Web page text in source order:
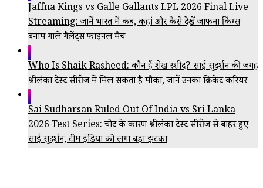
Jaffna Kings vs Galle Gallants LPL 2026 Final Live
Streaming: जानें भारत में कब, कहां और कैसे देखें जाफना किंग्स
बनाम गाले गैलेंट्स फाइनल मैच
Who Is Shaik Rasheed: कौन हैं शेख रशीद? साई सुदर्शन की जगह
श्रीलंका टेस्ट सीरीज में मिल सकता है मौका, जानें उनका क्रिकेट करियर
Sai Sudharsan Ruled Out Of India vs Sri Lanka
2026 Test Series: चोट के कारण श्रीलंका टेस्ट सीरीज से बाहर हुए
साई सुदर्शन, टीम इंडिया को लगा बड़ा झटका